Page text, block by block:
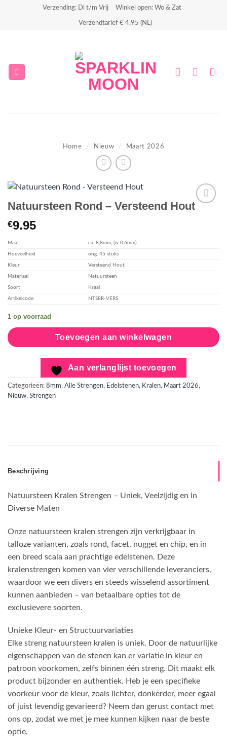
Verzending: Di t/m Vrij Winkel open: Wo & Zat
Verzendtarief € 4,95 (NL)
Home / Nieuw / Maart 2026
Natuursteen Rond – Versteend Hout
€9.95
Maat ca. 8,8mm, (ᴓ 0,6mm)
Hoeveelheid ong. 45 stuks
Kleur Versteend Hout
Materiaal Natuursteen
Soort Kraal
Artikelcode NTS8R-VERS
1 op voorraad
Toevoegen aan winkelwagen
Aan verlanglijst toevoegen
Categorieën: 8mm, Alle Strengen, Edelstenen, Kralen, Maart 2026,
Nieuw, Strengen
Beschrijving
Natuursteen Kralen Strengen – Uniek, Veelzijdig en in
Diverse Maten
Onze natuursteen kralen strengen zijn verkrijgbaar in
talloze varianten, zoals rond, facet, nugget en chip, en in
een breed scala aan prachtige edelstenen. Deze
kralenstrengen komen van vier verschillende leveranciers,
waardoor we een divers en steeds wisselend assortiment
kunnen aanbieden – van betaalbare opties tot de
exclusievere soorten.
Unieke Kleur- en Structuurvariaties
Elke streng natuursteen kralen is uniek. Door de natuurlijke
eigenschappen van de stenen kan er variatie in kleur en
patroon voorkomen, zelfs binnen één streng. Dit maakt elk
product bijzonder en authentiek. Heb je een specifieke
voorkeur voor de kleur, zoals lichter, donkerder, meer egaal
of juist levendig gevarieerd? Neem dan gerust contact met
ons op, zodat we met je mee kunnen kijken naar de beste
optie.